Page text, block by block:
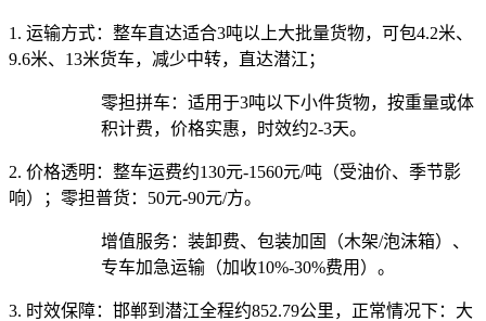
1. 运输方式： 整车直达适合3吨以上大批量货物，可包4.2米、
9.6米、13米货车，减少中转，直达潜江；
零担拼车：适用于3吨以下小件货物，按重量或体
积计费，价格实惠，时效约2-3天。
2. 价格透明： 整车运费约130元-1560元/吨（受油价、季节影
响）；零担普货：50元-90元/方。
增值服务：装卸费、包装加固（木架/泡沫箱）、
专车加急运输（加收10%-30%费用）。
3. 时效保障： 邯郸到潜江全程约852.79公里，正常情况下：大